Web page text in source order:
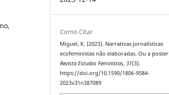
Como Citar
Miguel, K. (2023). Narrativas jornalísticas
ecofeministas não elaboradas. Ou a
Revista Estudos Feministas,31(3).
https://doi.org/10.1590/1806-9584-
2023v31n387089